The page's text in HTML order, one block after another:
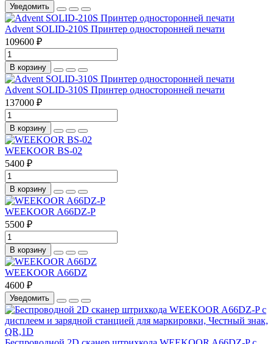
Уведомить
Advent SOLID-210S Принтер односторонней печати
109600 ₽
В корзину
Advent SOLID-310S Принтер односторонней печати
137000 ₽
В корзину
WEEKOOR BS-02
5400 ₽
В корзину
WEEKOOR A66DZ-Р
5500 ₽
В корзину
WEEKOOR A66DZ
4600 ₽
Уведомить